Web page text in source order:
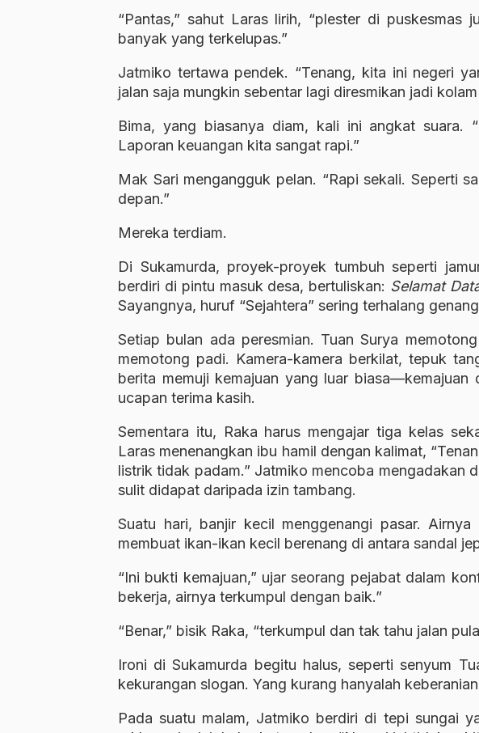
“Pantas,” sahut Laras lirih, “plester di puskesmas
banyak yang terkelupas.”
Jatmiko tertawa pendek. “Tenang, kita ini negeri
jalan saja mungkin sebentar lagi diresmikan jadi
Bima, yang biasanya diam, kali ini angkat suara.
Laporan keuangan kita sangat rapi.”
Mak Sari mengangguk pelan. “Rapi sekali. Seperti
depan.”
Mereka terdiam.
Di Sukamurda, proyek-proyek tumbuh seperti
berdiri di pintu masuk desa, bertuliskan: Selamat
Sayangnya, huruf “Sejahtera” sering terhalang
Setiap bulan ada peresmian. Tuan Surya
memotong padi. Kamera-kamera berkilat, tepuk
berita memuji kemajuan yang luar biasa—kemajuan
ucapan terima kasih.
Sementara itu, Raka harus mengajar tiga kelas
Laras menenangkan ibu hamil dengan kalimat,
listrik tidak padam.” Jatmiko mencoba mengadakan
sulit didapat daripada izin tambang.
Suatu hari, banjir kecil menggenangi pasar.
membuat ikan-ikan kecil berenang di antara sandal
“Ini bukti kemajuan,” ujar seorang pejabat dalam
bekerja, airnya terkumpul dengan baik.”
“Benar,” bisik Raka, “terkumpul dan tak tahu jalan
Ironi di Sukamurda begitu halus, seperti senyum
kekurangan slogan. Yang kurang hanyalah
Pada suatu malam, Jatmiko berdiri di tepi sungai